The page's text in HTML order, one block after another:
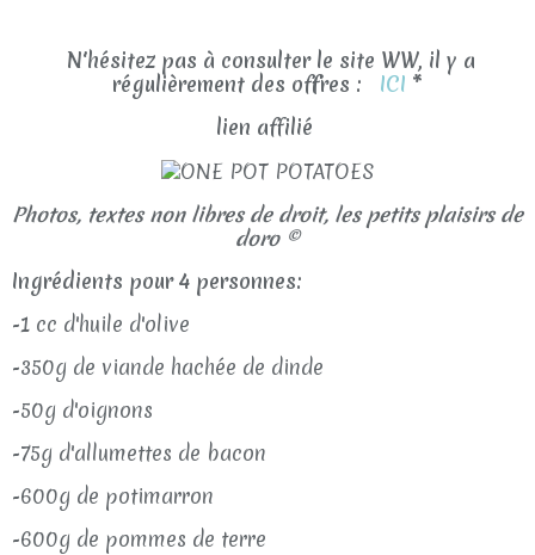
N'hésitez pas à consulter le site WW, il y a
régulièrement des offres :
ICI *
lien affilié
Photos, textes non libres de droit, les petits plaisirs de
doro ©
Ingrédients pour 4 personnes:
-1 cc d'huile d'olive
-350g de viande hachée de dinde
-50g d'oignons
-75g d'allumettes de bacon
-600g de potimarron
-600g de pommes de terre